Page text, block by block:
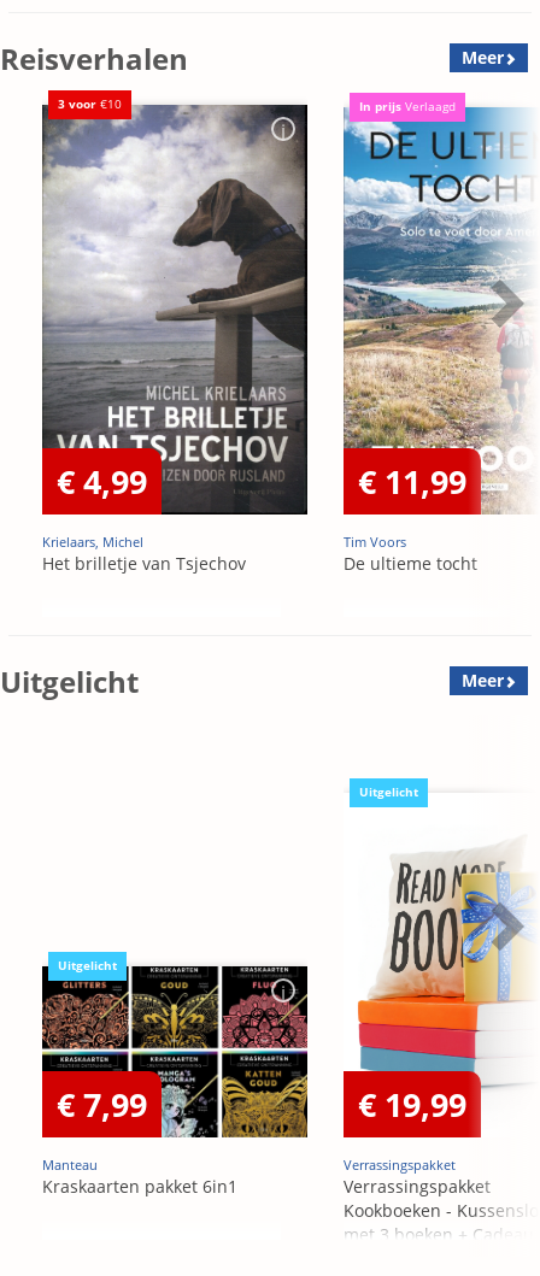
Reisverhalen Meer
3 voor €10
€ 4,99
Krielaars, Michel
Het brilletje van Tsjechov
In prijs Verlaagd
€ 11,99
Tim Voors
De ultieme tocht
Uitgelicht Meer
Uitgelicht
€ 7,99
Manteau
Kraskaarten pakket 6in1
Uitgelicht
€ 19,99
Verrassingspakket
Verrassingspakket
Kookboeken -
met 3 boeken + Cadeau